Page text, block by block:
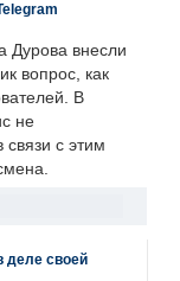
Дурова внесли
вопрос, как
В
не
связи с этим
деле своей